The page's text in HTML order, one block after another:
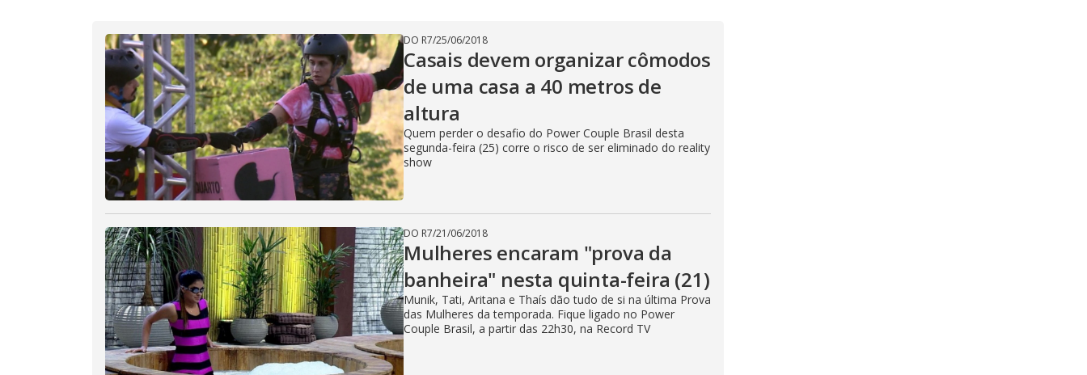
DO R7/25/06/2018
Casais devem organizar cômodos
de uma casa a 40 metros de
altura
Quem perder o desafio do Power Couple Brasil desta
segunda-feira (25) corre o risco de ser eliminado do reality
show
DO R7/21/06/2018
Mulheres encaram "prova da
banheira" nesta quinta-feira (21)
Munik, Tati, Aritana e Thaís dão tudo de si na última Prova
das Mulheres da temporada. Fique ligado no Power
Couple Brasil, a partir das 22h30, na Record TV